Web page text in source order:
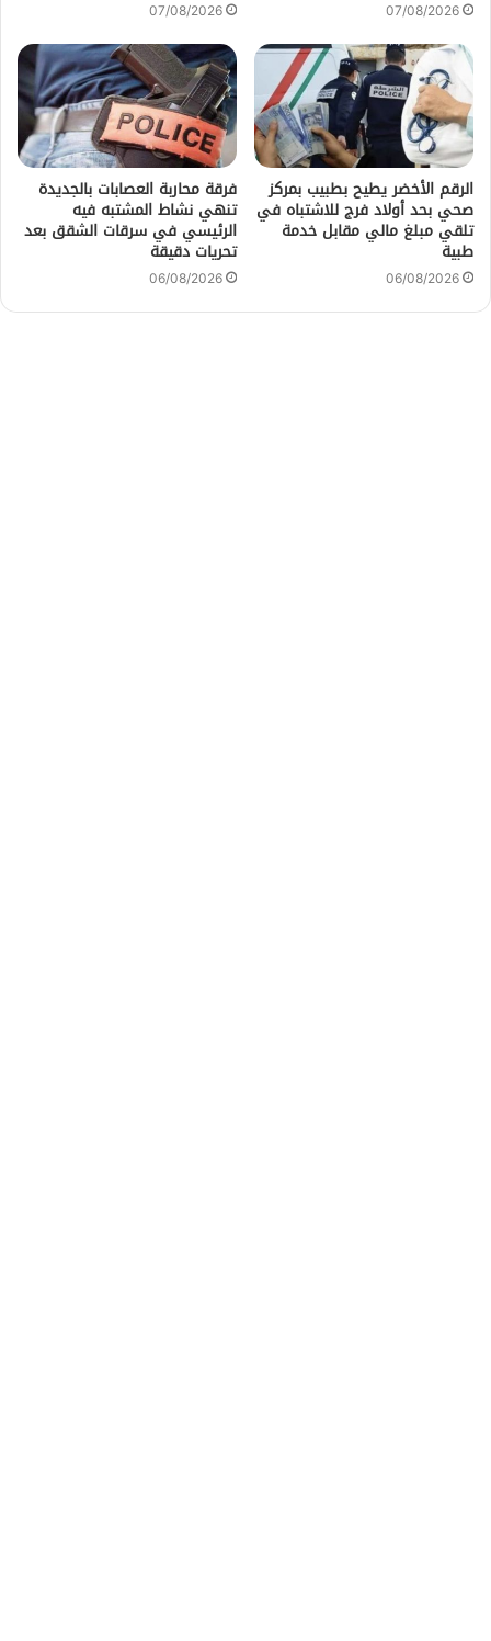
07/08/2026
07/08/2026
الرقم الأخضر يطيح بطبيب بمركز
صحي بحد أولاد فرج للاشتباه في
تلقي مبلغ مالي مقابل خدمة
طبية
06/08/2026
فرقة محاربة العصابات بالجديدة
تنهي نشاط المشتبه فيه
الرئيسي في سرقات الشقق بعد
تحريات دقيقة
06/08/2026